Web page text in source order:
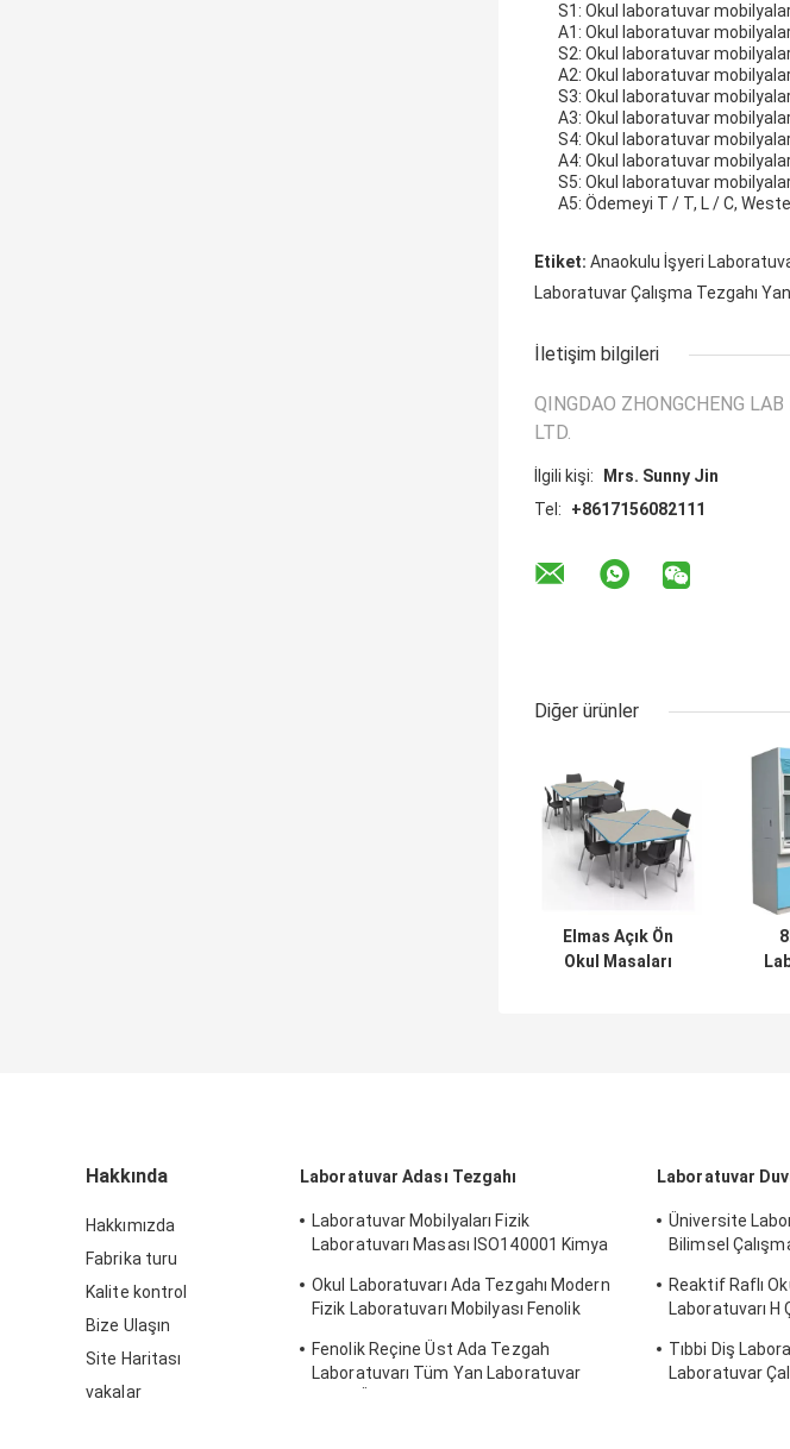
S1: Okul laboratuvar
A1: Okul laboratuvar
S2: Okul laboratuvar
A2: Okul laboratuvar
S3: Okul laboratuvar
A3: Okul laboratuvar
S4: Okul laboratuvar
A4: Okul laboratuvar
S5: Okul laboratuvar
A5: Ödemeyi T / T, L / C,
Etiket: Anaokulu İşyeri
Laboratuvar Çalışma Tezgahı
İletişim bilgileri
QINGDAO ZHONGCHENG
LTD.
İlgili kişi:
Mrs. Sunny Jin
Tel:
+8617156082111
Diğer ürünler
Elmas Açık Ön
Okul Masaları
Hakkında
Hakkımızda
Fabrika turu
Kalite kontrol
Bize Ulaşın
Site Haritası
vakalar
Laboratuvar Adası Tezgahı
Laboratuvar Mobilyaları Fizik
Laboratuvarı Masası ISO140001 Kimya
Okul Laboratuvarı Ada Tezgahı Modern
Fizik Laboratuvarı Mobilyası Fenolik
Fenolik Reçine Üst Ada Tezgah
Laboratuvarı Tüm Yan Laboratuvar
Laboratuvar
Üniversite
Bilimsel
Reaktif Raflı
Laboratuvarı
Tıbbi Diş
Laboratuvar